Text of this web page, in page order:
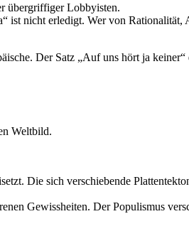
übergriffiger Lobbyisten.
ist nicht erledigt. Wer von
Der Satz „Auf uns hört ja
Weltbild.
Die sich verschiebende
Gewissheiten. Der Populismus